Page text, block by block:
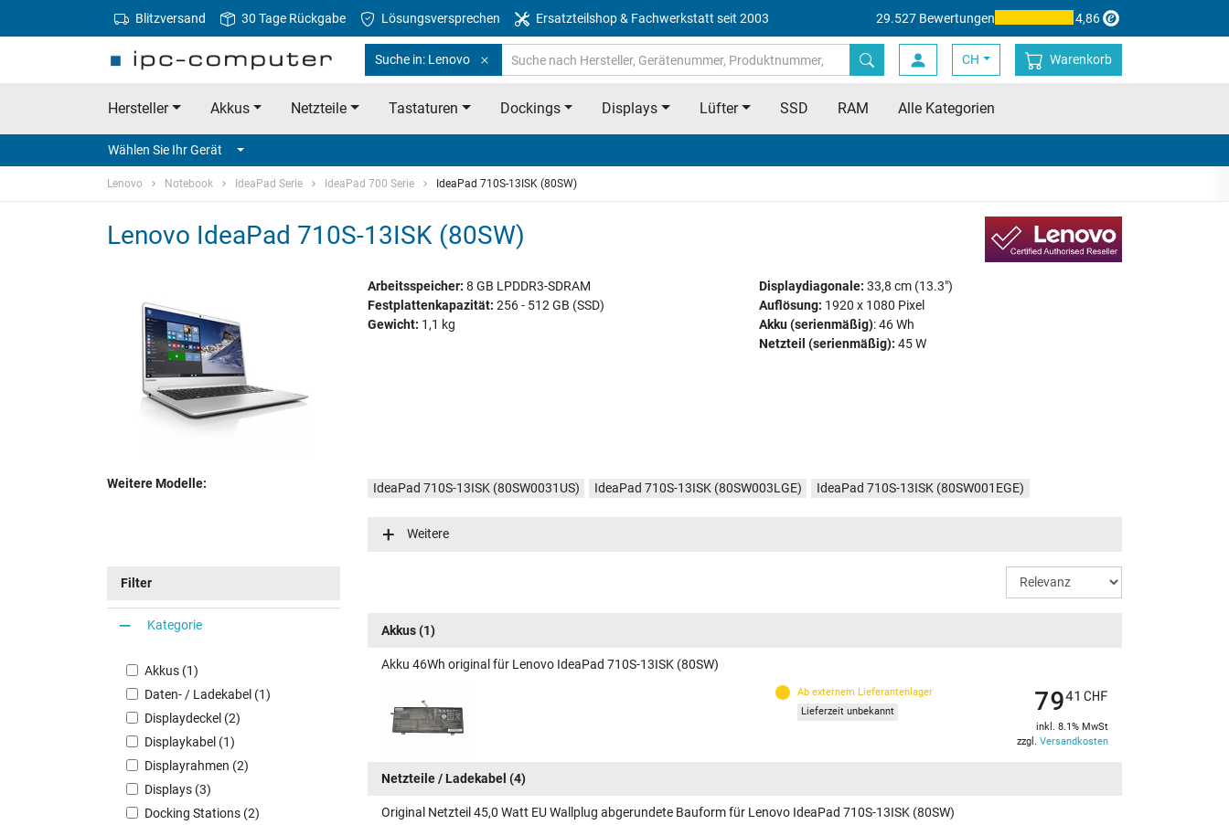
Blitzversand 30 Tage Rückgabe Lösungsversprechen Ersatzteilshop & Fachwerkstatt seit 2003 29.527 Bewertungen 4,86
Suche in: Lenovo CH Warenkorb
Hersteller Akkus Netzteile Tastaturen Dockings Displays Lüfter SSD RAM Alle Kategorien
Wählen Sie Ihr Gerät
Lenovo Notebook IdeaPad Serie IdeaPad 700 Serie IdeaPad 710S-13ISK (80SW)
Lenovo IdeaPad 710S-13ISK (80SW)
Arbeitsspeicher: 8 GB LPDDR3-SDRAM
Festplattenkapazität: 256 - 512 GB (SSD)
Gewicht: 1,1 kg
Displaydiagonale: 33,8 cm (13.3")
Auflösung: 1920 x 1080 Pixel
Akku (serienmäßig): 46 Wh
Netzteil (serienmäßig): 45 W
Weitere Modelle: IdeaPad 710S-13ISK (80SW0031US) IdeaPad 710S-13ISK (80SW003LGE)
IdeaPad 710S-13ISK (80SW001EGE)
IdeaPad 710S-13ISK (80SW00B0GE)
Weitere
Filter
Kategorie
Akkus (1)
Daten- / Ladekabel (1)
Displaydeckel (2)
Displaykabel (1)
Displayrahmen (2)
Displays (3)
Docking Stations (2)
Akkus(1)
Akku 46Wh original für Lenovo IdeaPad 710S-13ISK (80SW)
Ab externem Lieferantenlager
Lieferzeit unbekannt
7941 CHF
inkl. 8.1% MwSt
zzgl. Versandkosten
Netzteile / Ladekabel (4)
Original Netzteil 45,0 Watt EU Wallplug abgerundete Bauform für Lenovo IdeaPad 710S-13ISK (80SW)